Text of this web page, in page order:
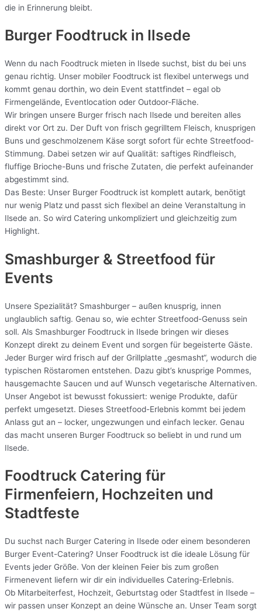
die in Erinnerung bleibt.
Burger Foodtruck in Ilsede
Wenn du nach Foodtruck mieten in Ilsede suchst, bist du bei uns
genau richtig. Unser mobiler Foodtruck ist flexibel unterwegs und
kommt genau dorthin, wo dein Event stattfindet – egal ob
Firmengelände, Eventlocation oder Outdoor-Fläche.
Wir bringen unsere Burger frisch nach Ilsede und bereiten alles
direkt vor Ort zu. Der Duft von frisch gegrilltem Fleisch, knusprigen
Buns und geschmolzenem Käse sorgt sofort für echte Streetfood-
Stimmung. Dabei setzen wir auf Qualität: saftiges Rindfleisch,
fluffige Brioche-Buns und frische Zutaten, die perfekt aufeinander
abgestimmt sind.
Das Beste: Unser Burger Foodtruck ist komplett autark, benötigt
nur wenig Platz und passt sich flexibel an deine Veranstaltung in
Ilsede an. So wird Catering unkompliziert und gleichzeitig zum
Highlight.
Smashburger & Streetfood für
Events
Unsere Spezialität? Smashburger – außen knusprig, innen
unglaublich saftig. Genau so, wie echter Streetfood-Genuss sein
soll. Als Smashburger Foodtruck in Ilsede bringen wir dieses
Konzept direkt zu deinem Event und sorgen für begeisterte Gäste.
Jeder Burger wird frisch auf der Grillplatte „gesmasht“, wodurch die
typischen Röstaromen entstehen. Dazu gibt’s knusprige Pommes,
hausgemachte Saucen und auf Wunsch vegetarische Alternativen.
Unser Angebot ist bewusst fokussiert: wenige Produkte, dafür
perfekt umgesetzt. Dieses Streetfood-Erlebnis kommt bei jedem
Anlass gut an – locker, ungezwungen und einfach lecker. Genau
das macht unseren Burger Foodtruck so beliebt in und rund um
Ilsede.
Foodtruck Catering für
Firmenfeiern, Hochzeiten und
Stadtfeste
Du suchst nach Burger Catering in Ilsede oder einem besonderen
Burger Event-Catering? Unser Foodtruck ist die ideale Lösung für
Events jeder Größe. Von der kleinen Feier bis zum großen
Firmenevent liefern wir dir ein individuelles Catering-Erlebnis.
Ob Mitarbeiterfest, Hochzeit, Geburtstag oder Stadtfest in Ilsede –
wir passen unser Konzept an deine Wünsche an. Unser Team sorgt